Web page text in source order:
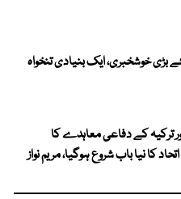
بڑی خوشخبری، ایک بنیادی تنخواہ
ترکیہ کے دفاعی معاہدے کا
کا نیا باب شروع ہوگیا، مریم نواز